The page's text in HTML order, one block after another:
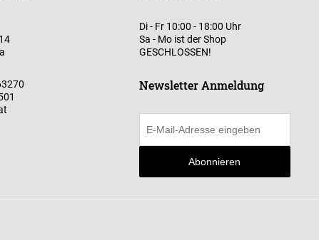
Di - Fr 10:00 - 18:00 Uhr
Sa - Mo ist der Shop
GESCHLOSSEN!
Newsletter Anmeldung
Abonnieren